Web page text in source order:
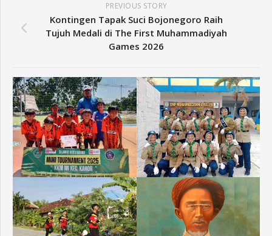
PREVIOUS STORY
Kontingen Tapak Suci Bojonegoro Raih
Tujuh Medali di The First Muhammadiyah
Games 2026